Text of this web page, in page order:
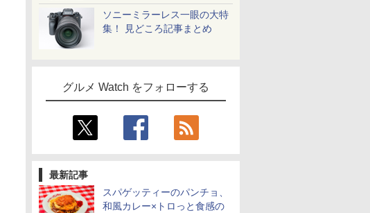
ソニーミラーレス一眼の大特
集！ 見どころ記事まとめ
グルメ Watch をフォローする
最新記事
スパゲッティーのパンチョ、
和風カレー×トロっと食感の